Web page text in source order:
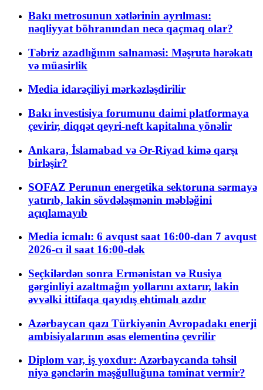
Bakı metrosunun xətlərinin ayrılması:
nəqliyyat böhranından necə qaçmaq olar?
Təbriz azadlığının salnaməsi: Məşrutə hərəkatı
və müasirlik
Media idarəçiliyi mərkəzləşdirilir
Bakı investisiya forumunu daimi platformaya
çevirir, diqqət qeyri-neft kapitalına yönəlir
Ankara, İslamabad və Ər-Riyad kimə qarşı
birləşir?
SOFAZ Perunun energetika sektoruna sərmayə
yatırıb, lakin sövdələşmənin məbləğini
açıqlamayıb
Media icmalı: 6 avqust saat 16:00-dan 7 avqust
2026-cı il saat 16:00-dək
Seçkilərdən sonra Ermənistan və Rusiya
gərginliyi azaltmağın yollarını axtarır, lakin
əvvəlki ittifaqa qayıdış ehtimalı azdır
Azərbaycan qazı Türkiyənin Avropadakı enerji
ambisiyalarının əsas elementinə çevrilir
Diplom var, iş yoxdur: Azərbaycanda təhsil
niyə gənclərin məşğulluğuna təminat vermir?